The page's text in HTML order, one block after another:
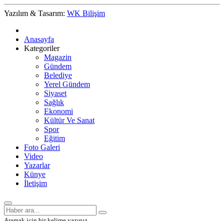
Yazılım & Tasarım: WK Bilişim
Anasayfa
Kategoriler
Magazin
Gündem
Belediye
Yerel Gündem
Siyaset
Sağlık
Ekonomi
Kültür Ve Sanat
Spor
Eğitim
Foto Galeri
Video
Yazarlar
Künye
İletişim